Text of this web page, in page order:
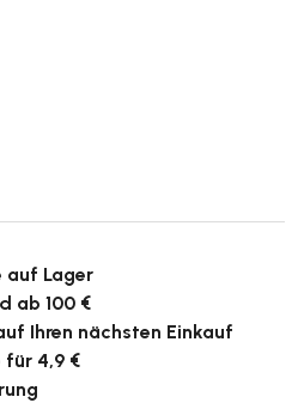
auf Lager
ab 100 €
Ihren nächsten Einkauf
für 4,9 €